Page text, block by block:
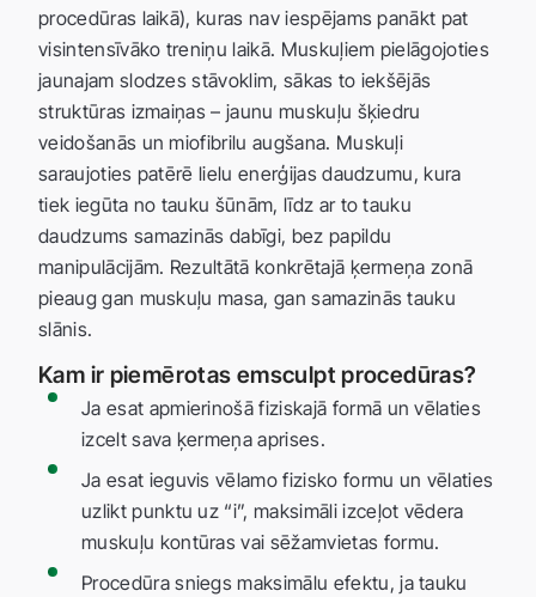
procedūras laikā), kuras nav iespējams panākt pat
visintensīvāko treniņu laikā. Muskuļiem pielāgojoties
jaunajam slodzes stāvoklim, sākas to iekšējās
struktūras izmaiņas – jaunu muskuļu šķiedru
veidošanās un miofibrilu augšana. Muskuļi
saraujoties patērē lielu enerģijas daudzumu, kura
tiek iegūta no tauku šūnām, līdz ar to tauku
daudzums samazinās dabīgi, bez papildu
manipulācijām. Rezultātā konkrētajā ķermeņa zonā
pieaug gan muskuļu masa, gan samazinās tauku
slānis.
Kam ir piemērotas emsculpt procedūras?
Ja esat apmierinošā fiziskajā formā un vēlaties
izcelt sava ķermeņa aprises.
Ja esat ieguvis vēlamo fizisko formu un vēlaties
uzlikt punktu uz “i”, maksimāli izceļot vēdera
muskuļu kontūras vai sēžamvietas formu.
Procedūra sniegs maksimālu efektu, ja tauku